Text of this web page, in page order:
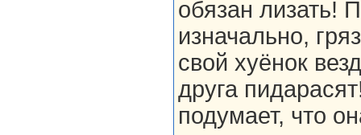
обязан лизать!
изначально,
свой хуёнок
друга
подумает, что